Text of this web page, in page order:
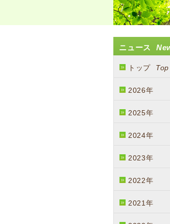
ニュース
トップ Top
2026年
2025年
2024年
2023年
2022年
2021年